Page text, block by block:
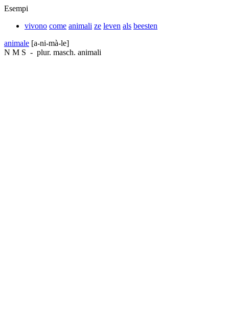
Esempi
vivono come animali ze leven als beesten
animale [a-ni-mà-le]
N M S - plur. masch. animali